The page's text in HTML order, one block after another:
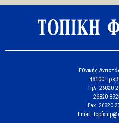
Εθνικής
48100
Tηλ. 26820
26820
Fax. 26820
Email.